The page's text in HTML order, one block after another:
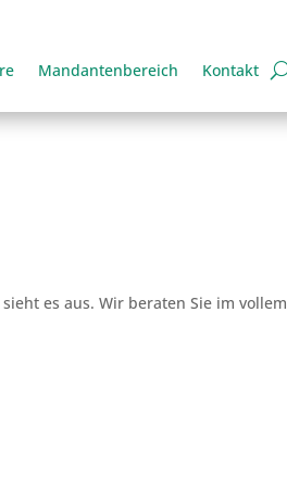
Mandantenbereich Kontakt
es aus. Wir beraten Sie im vollem